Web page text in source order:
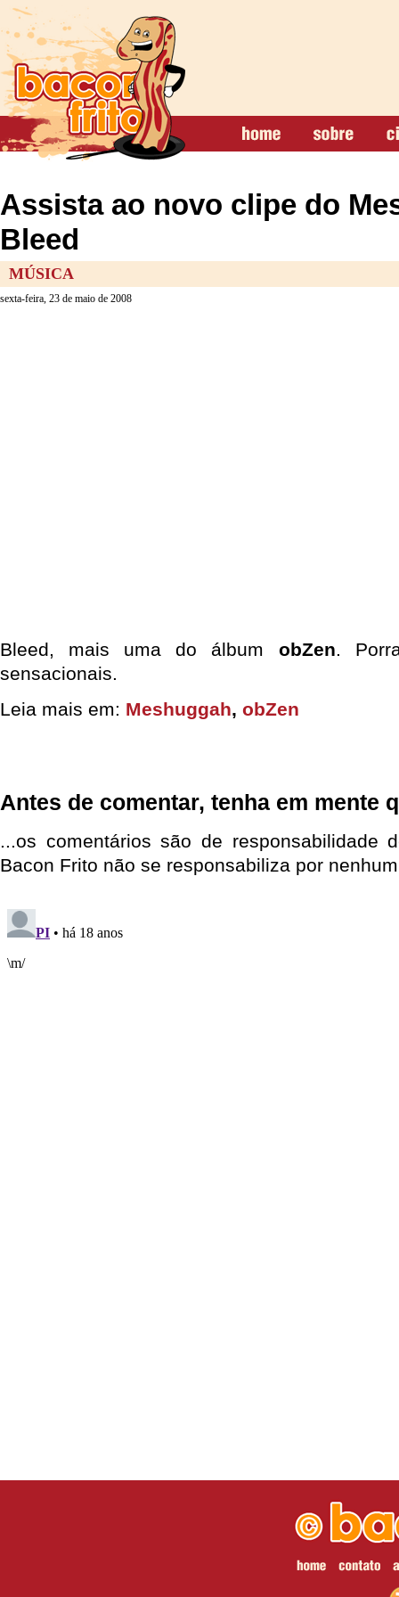
Assista ao novo clipe do
Bleed
MÚSICA
sexta-feira, 23 de maio de 2008
Bleed, mais uma do álbum obZen.
sensacionais.
Leia mais em: Meshuggah, obZen
Antes de comentar, tenha em mente
...os comentários são de responsabilidade
Bacon Frito não se responsabiliza por